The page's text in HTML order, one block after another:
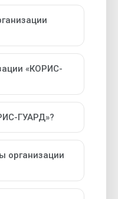
«КОРИС-
ГУАРД»?
организации